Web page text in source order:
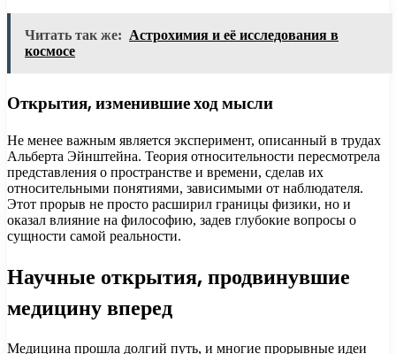
Читать так же: Астрохимия и её исследования в
космосе
Открытия, изменившие ход мысли
Не менее важным является эксперимент, описанный в трудах
Альберта Эйнштейна. Теория относительности пересмотрела
представления о пространстве и времени, сделав их
относительными понятиями, зависимыми от наблюдателя.
Этот прорыв не просто расширил границы физики, но и
оказал влияние на философию, задев глубокие вопросы о
сущности самой реальности.
Научные открытия, продвинувшие
медицину вперед
Медицина прошла долгий путь, и многие прорывные идеи